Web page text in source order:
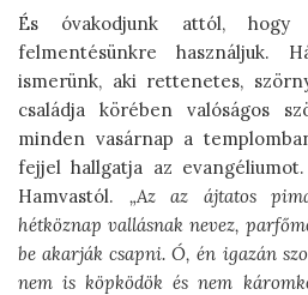
És óvakodjunk attól, hogy
felmentésünkre használjuk.
ismerünk, aki rettenetes,
családja körében valóságos
minden vasárnap a
fejjel hallgatja az
Hamvastól. „Az az ájtatos
hétköznap vallásnak nevez,
be akarják csapni. Ó, én igazán
nem is köpködök és nem